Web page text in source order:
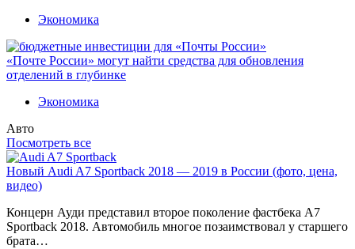
Экономика
«Почте России» могут найти средства для обновления
отделений в глубинке
Экономика
Авто
Посмотреть все
Новый Audi A7 Sportback 2018 — 2019 в России (фото, цена,
видео)
Концерн Ауди представил второе поколение фастбека A7
Sportback 2018. Автомобиль многое позаимствовал у старшего
брата…